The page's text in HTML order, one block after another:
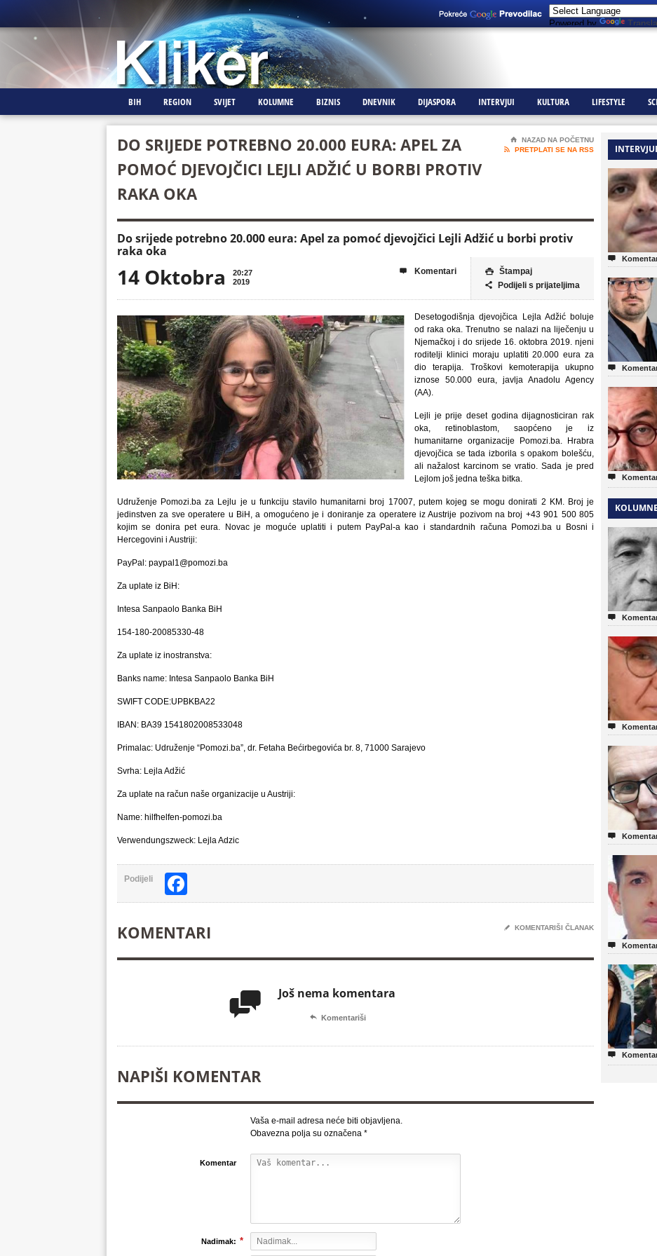
Powered by
BIH REGION SVIJET KOLUMNE BIZNIS DNEVNIK DIJASPORA INTERVJUI KULTURA LIFESTYLE
DO SRIJEDE POTREBNO 20.000 EURA: APEL ZA
POMOĆ DJEVOJČICI LEJLI ADŽIĆ U BORBI PROTIV
RAKA OKA
⌂
NAZAD NA POČETNU

PRETPLATI SE NA RSS
Do srijede potrebno 20.000 eura: Apel za pomoć djevojčici Lejli Adžić u borbi protiv
raka oka
14 Oktobra
20:27
2019
 Štampaj
 Podijeli s prijateljima
 Komentari
Desetogodišnja djevojčica Lejla Adžić boluje
od raka oka. Trenutno se nalazi na liječenju u
Njemačkoj i do srijede 16. oktobra 2019. njeni
roditelji klinici moraju uplatiti 20.000 eura za
dio terapija. Troškovi kemoterapija ukupno
iznose 50.000 eura, javlja Anadolu Agency
(AA).
Lejli je prije deset godina dijagnosticiran rak
oka, retinoblastom, saopćeno je iz
humanitarne organizacije Pomozi.ba. Hrabra
djevojčica se tada izborila s opakom bolešću,
ali nažalost karcinom se vratio. Sada je pred
Lejlom još jedna teška bitka.
Udruženje Pomozi.ba za Lejlu je u funkciju stavilo humanitarni broj 17007, putem kojeg se mogu donirati 2 KM. Broj je
jedinstven za sve operatere u BiH, a omogućeno je i doniranje za operatere iz Austrije pozivom na broj +43 901 500 805
kojim se donira pet eura. Novac je moguće uplatiti i putem PayPal-a kao i standardnih računa Pomozi.ba u Bosni i
Hercegovini i Austriji:
PayPal: paypal1@pomozi.ba
Za uplate iz BiH:
Intesa Sanpaolo Banka BiH
154-180-20085330-48
Za uplate iz inostranstva:
Banks name: Intesa Sanpaolo Banka BiH
SWIFT CODE:UPBKBA22
IBAN: BA39 1541802008533048
Primalac: Udruženje “Pomozi.ba”, dr. Fetaha Bećirbegovića br. 8, 71000 Sarajevo
Svrha: Lejla Adžić
Za uplate na račun naše organizacije u Austriji:
Name: hilfhelfen-pomozi.ba
Verwendungszweck: Lejla Adzic
Podijeli
KOMENTARI ✎ KOMENTARIŠI ČLANAK
 Još nema komentara
 Komentariši
NAPIŠI KOMENTAR
Vaša e-mail adresa neće biti objavljena.
Obavezna polja su označena *
Komentar
Nadimak: *
INTERVJUI



KOLUMNE




